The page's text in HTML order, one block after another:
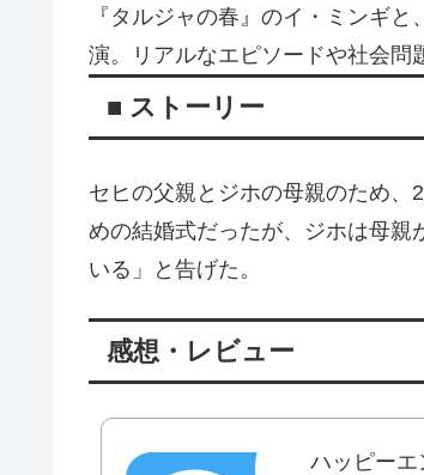
『タルジャの春』のイ・ミンギ
演。リアルなエピソードや社会問
■ ストーリー
セヒの父親とジホの母親のため、
めの結婚式だったが、ジホは母親
いる」と告げた。
感想・レビュー
ハッピー